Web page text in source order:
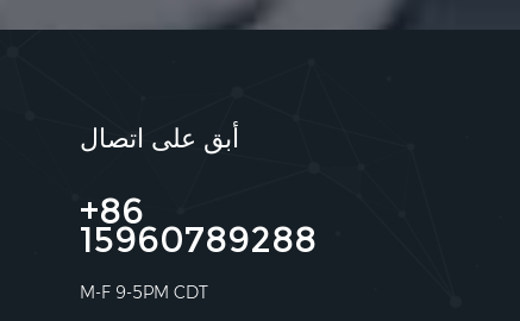
أبق على اتصال
+86
15960789288
M-F 9-5PM CDT